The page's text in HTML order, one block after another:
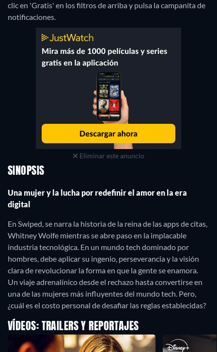
clic en 'Gratis' en los filtros de arriba y pulsa la campanita de
notificaciones.
Eliminar este anuncio
SINOPSIS
Una mujer y la lucha por redefinir el amor en la era
digital
En Swiped, se narra la historia de la reina de las apps de citas,
Whitney Wolfe mientras se abre paso en la implacable
industria tecnológica. En un mundo tech dominado por
hombres, debe aplicar su ingenio, perseverancia y la visión
clara de revolucionar la forma en que la gente se enamora.
Un viaje adrenalínico desde el rechazo hasta convertirse en
una de las mujeres más influyentes del mundo tech. Pero,
¿cuál es el costo personal de desafiar las reglas establecidas?
VÍDEOS: TRAILERS Y REPORTAJES